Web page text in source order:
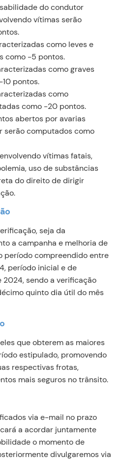
do condutor
vítimas serão
como leves e
como -5 pontos.
como graves
pontos.
como
como -20 pontos.
abertos por avarias
serão computados como
vítimas fatais,
uso de substâncias
do direito de dirigir
seja da
a campanha e melhoria de
período compreendido entre
período inicial e de
2024, sendo a verificação
quinto dia útil do mês
que obterem as maiores
estipulado, promovendo
respectivas frotas,
mais seguros no trânsito.
via e-mail no prazo
a acordar juntamente
o momento de
divulgaremos via